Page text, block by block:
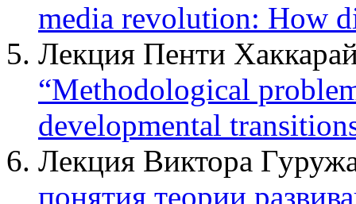
media revolution: How
Лекция Пенти
“Methodological
developmental
Лекция Виктора
понятия теории